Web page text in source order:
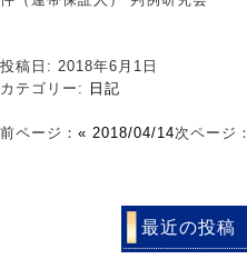
投稿日: 2018年6月1日
カテゴリー: 日記
前ページ： « 2018/04/14次ページ：
最近の投稿